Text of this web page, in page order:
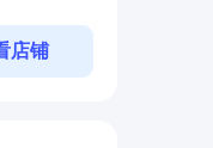
店铺